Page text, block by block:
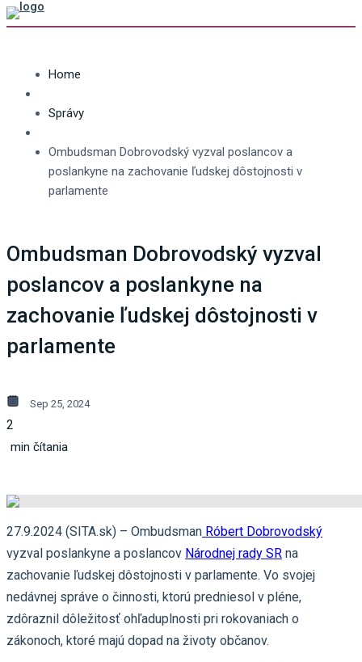
Home
Správy
Ombudsman Dobrovodský vyzval poslancov a
poslankyne na zachovanie ľudskej dôstojnosti v
parlamente
Ombudsman Dobrovodský vyzval
poslancov a poslankyne na
zachovanie ľudskej dôstojnosti v
parlamente
Sep 25, 2024
2
min čítania
27.9.2024 (SITA.sk) – Ombudsman Róbert Dobrovodský
vyzval poslankyne a poslancov Národnej rady SR na
zachovanie ľudskej dôstojnosti v parlamente. Vo svojej
nedávnej správe o činnosti, ktorú predniesol v pléne,
zdôraznil dôležitosť ohľaduplnosti pri rokovaniach o
zákonoch, ktoré majú dopad na životy občanov.